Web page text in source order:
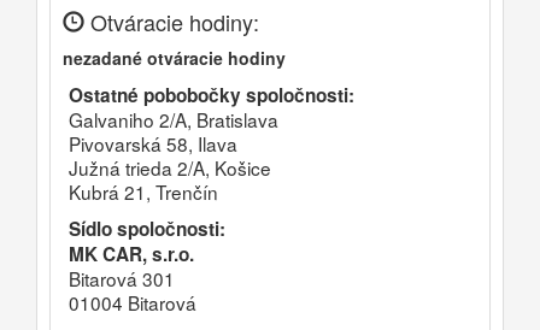
Otváracie hodiny:
nezadané otváracie hodiny
Ostatné pobobočky spoločnosti:
Galvaniho 2/A, Bratislava
Pivovarská 58, Ilava
Južná trieda 2/A, Košice
Kubrá 21, Trenčín
Sídlo spoločnosti:
MK CAR, s.r.o.
Bitarová 301
01004 Bitarová